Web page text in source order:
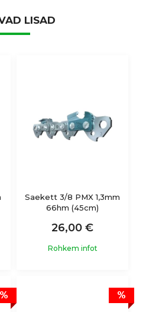
LISAD
Saekett 3/8 PMX 1,3mm
66hm (45cm)
26,00 €
Rohkem infot
% %